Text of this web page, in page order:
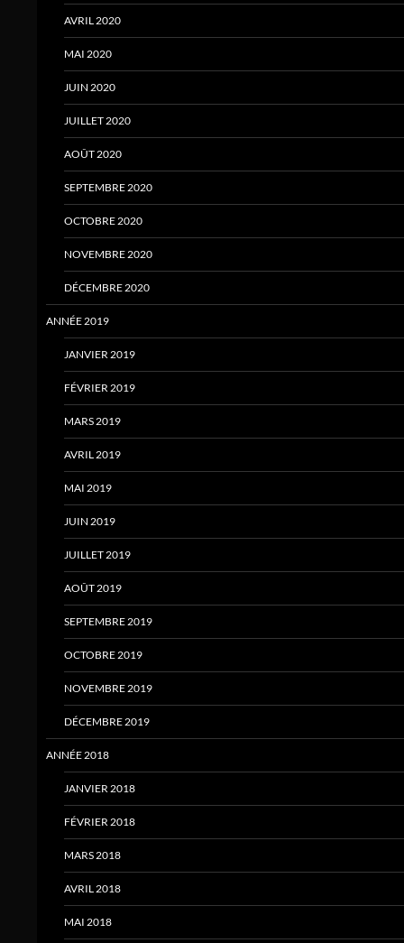
AVRIL 2020
MAI 2020
JUIN 2020
JUILLET 2020
AOÛT 2020
SEPTEMBRE 2020
OCTOBRE 2020
NOVEMBRE 2020
DÉCEMBRE 2020
ANNÉE 2019
JANVIER 2019
FÉVRIER 2019
MARS 2019
AVRIL 2019
MAI 2019
JUIN 2019
JUILLET 2019
AOÛT 2019
SEPTEMBRE 2019
OCTOBRE 2019
NOVEMBRE 2019
DÉCEMBRE 2019
ANNÉE 2018
JANVIER 2018
FÉVRIER 2018
MARS 2018
AVRIL 2018
MAI 2018